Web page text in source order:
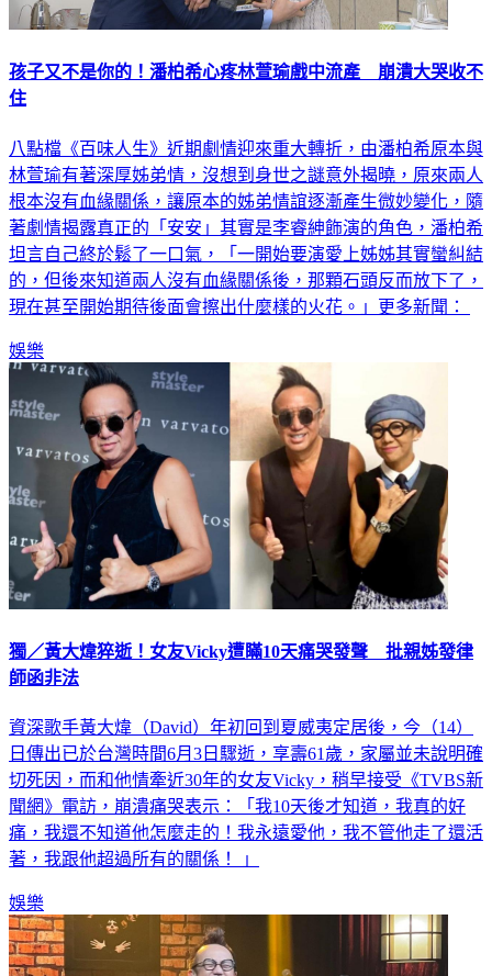
孩子又不是你的！潘柏希心疼林萱瑜戲中流產 崩潰大哭收不
住
八點檔《百味人生》近期劇情迎來重大轉折，由潘柏希原本與
林萱瑜有著深厚姊弟情，沒想到身世之謎意外揭曉，原來兩人
根本沒有血緣關係，讓原本的姊弟情誼逐漸產生微妙變化，隨
著劇情揭露真正的「安安」其實是李睿紳飾演的角色，潘柏希
坦言自己終於鬆了一口氣，「一開始要演愛上姊姊其實蠻糾結
的，但後來知道兩人沒有血緣關係後，那顆石頭反而放下了，
現在甚至開始期待後面會擦出什麼樣的火花。」更多新聞：
娛樂
獨／黃大煒猝逝！女友Vicky遭瞞10天痛哭發聲 批親姊發律
師函非法
資深歌手黃大煒（David）年初回到夏威夷定居後，今（14）
日傳出已於台灣時間6月3日驟逝，享壽61歲，家屬並未說明確
切死因，而和他情牽近30年的女友Vicky，稍早接受《TVBS新
聞網》電訪，崩潰痛哭表示：「我10天後才知道，我真的好
痛，我還不知道他怎麼走的！我永遠愛他，我不管他走了還活
著，我跟他超過所有的關係！ 」
娛樂